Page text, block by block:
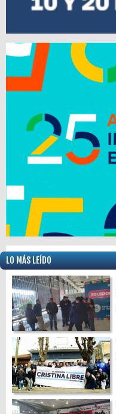
LO MÁS LEÍDO